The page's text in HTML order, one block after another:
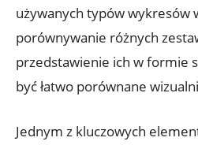
używanych typów wykresów
porównywanie różnych
przedstawienie ich w formie
być łatwo porównane
Jednym z kluczowych